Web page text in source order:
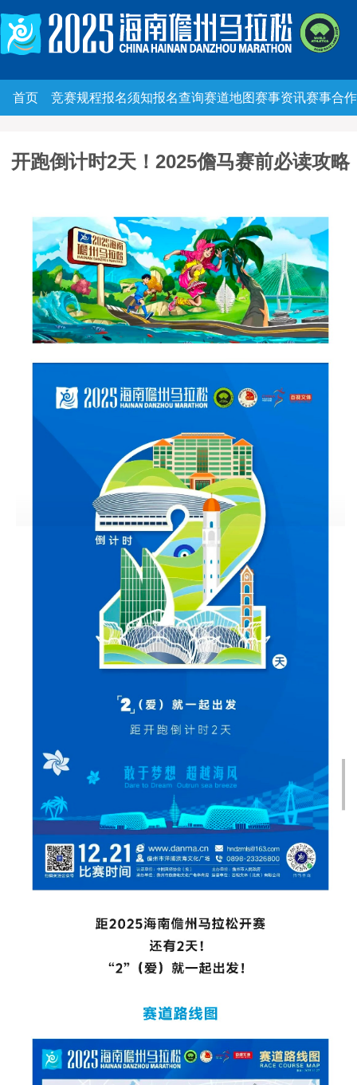
首页 竞赛规程报名须知报名查询赛道地图赛事资讯赛事合作
开跑倒计时2天！2025儋马赛前必读攻略